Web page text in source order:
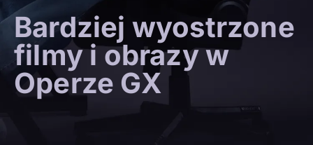
Bardziej wyostrzone
filmy i obrazy w
Operze GX